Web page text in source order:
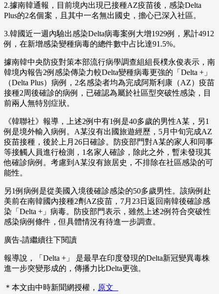
2.據南韓通報，目前境內出現已接種AZ疫苗後，感染Delta
Plus的2名個案，且其中一名無出國史，擔心已深入社區。
3.韓國近一週內驗出感染Delta病毒案例大增1929例，累計4912
例，在新增感染變種病毒的總件數中占比達91.5%。
據南韓中央防疫對策本部流行病學調查組組長樸永俊表示，南
韓境內報告2例感染傳染力較Delta變種病毒更強的「Delta +」
（Delta Plus）病例，2名感染者均為完成阿斯利康（AZ）疫苗
接種2周後確診的病例，已確認為屬於社區型突破性感染，目
前兩人無特別症狀。
《韓聯社》報導，上述2例中有1例是40多歲的男性A某，另1
例是境外輸入病例。A某沒有出國旅遊經歷，5月中旬完成AZ
疫苗接種，後於上月26日確診。防疫部門對A某的家人和同事
等接觸人員進行檢測，1名家人確診，除此之外，暫未發現其
他確診病例。考慮到A某沒有旅居史，不排除在社區感染的可
能性。
另1例病例是從美國入境後確診感染的50多歲男性。該病例赴
美前在南韓國內接種2劑AZ疫苗，7月23日返回南韓後確診感
染「Delta +」病毒。防疫部門表示，雖然上述2例符合突破性
感染病例條件，但具體情況有待進一步調查。
廣告-請繼續往下閱讀
報導說，「Delta +」 是最早在印度發現的Delta新冠變異毒株
進一步突變形成的，傳播力比Delta更強。
＊本文由中時新聞網授權， 原文